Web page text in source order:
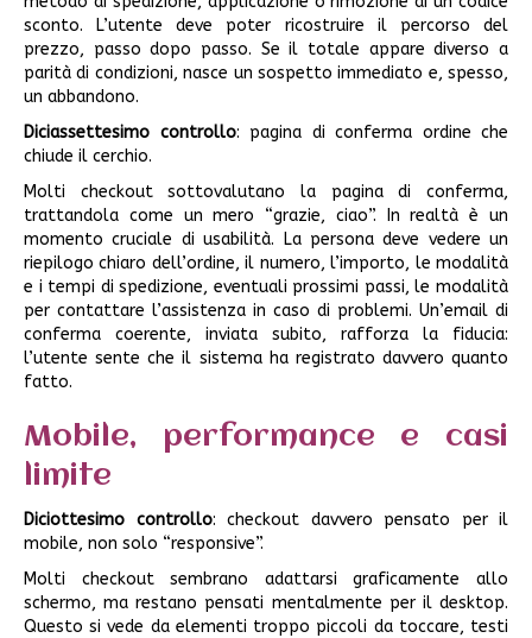
sconto. L’utente deve poter ricostruire il percorso del
prezzo, passo dopo passo. Se il totale appare diverso a
parità di condizioni, nasce un sospetto immediato e, spesso,
un abbandono.
Diciassettesimo controllo: pagina di conferma ordine che
chiude il cerchio.
Molti checkout sottovalutano la pagina di conferma,
trattandola come un mero “grazie, ciao”. In realtà è un
momento cruciale di usabilità. La persona deve vedere un
riepilogo chiaro dell’ordine, il numero, l’importo, le modalità
e i tempi di spedizione, eventuali prossimi passi, le modalità
per contattare l’assistenza in caso di problemi. Un’email di
conferma coerente, inviata subito, rafforza la fiducia:
l’utente sente che il sistema ha registrato davvero quanto
fatto.
Mobile, performance e casi
limite
Diciottesimo controllo: checkout davvero pensato per il
mobile, non solo “responsive”.
Molti checkout sembrano adattarsi graficamente allo
schermo, ma restano pensati mentalmente per il desktop.
Questo si vede da elementi troppo piccoli da toccare, testi